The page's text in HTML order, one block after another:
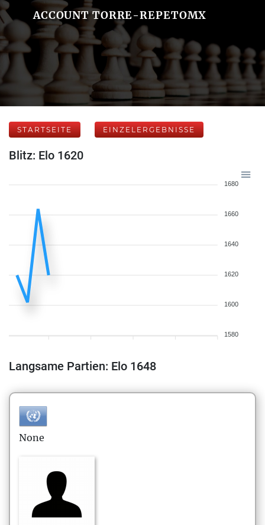
ACCOUNT TORRE-REPETOMX
STARTSEITE EINZELERGEBNISSE
Blitz: Elo 1620
1680
1660
1640
1620
1600
1580
Langsame Partien: Elo 1648
None